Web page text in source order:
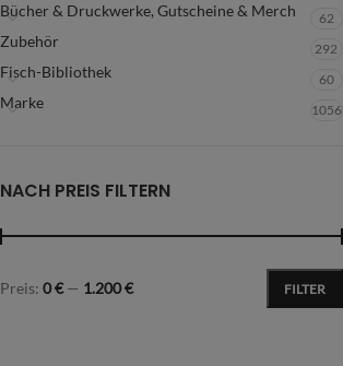
Bücher & Druckwerke, Gutscheine & Merch 62
Zubehör 292
Fisch-Bibliothek 60
Marke 1056
NACH PREIS FILTERN
FILTER
Preis: 0 €— 1.200 €